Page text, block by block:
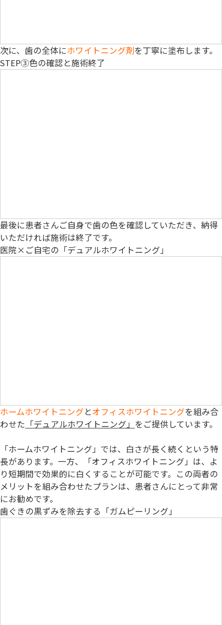
次に、歯の全体にホワイトニング剤を丁寧に塗布します。
STEP③色の確認と施術終了
最後に患者さんご自身で歯の色を確認していただき、納得
いただければ施術は終了です。
医院×ご自宅の「デュアルホワイトニング」
ホームホワイトニングとオフィスホワイトニングを組み合
わせた 「デュアルホワイトニング」 をご提供しています。
「ホームホワイトニング」では、白さが長く続くという特
長があります。一方、「オフィスホワイトニング」は、よ
り短期間で効果的に白くすることが可能です。この両者の
メリットを組み合わせたプランは、患者さんにとって非常
にお勧めです。
歯ぐきの黒ずみを除去する「ガムピーリング」